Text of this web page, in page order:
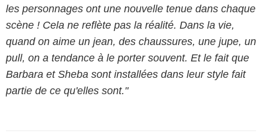
les personnages ont une nouvelle tenue dans chaque
scène ! Cela ne reflète pas la réalité. Dans la vie,
quand on aime un jean, des chaussures, une jupe, un
pull, on a tendance à le porter souvent. Et le fait que
Barbara et Sheba sont installées dans leur style fait
partie de ce qu'elles sont."